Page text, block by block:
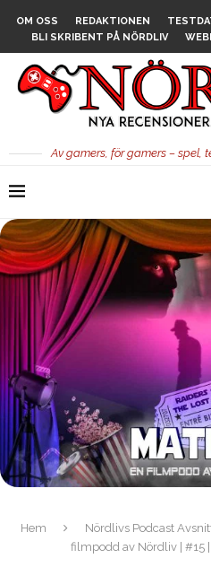
OM OSS REDAKTIONEN
BLI SKRIBENT PÅ NÖRDLIV
Av gamers, för gamers – spel,
Hem Nördlivs Podcast
filmpodd av Nördliv | #15